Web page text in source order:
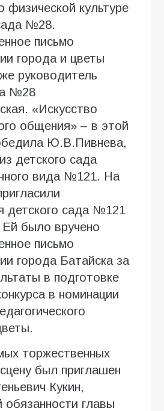
физической культуре
№28.
письмо
города и цветы
руководитель
№28
«Искусство
общения» – в этой
Ю.В.Пивнева,
детского сада
вида №121. На
детского сада №121
было вручено
письмо
города Батайска за
в подготовке
в номинации
торжественных
был приглашен
Кукин,
главы